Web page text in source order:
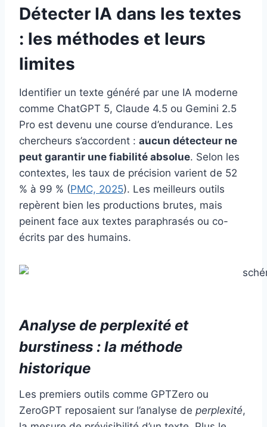
Détecter IA dans les textes
: les méthodes et leurs
limites
Identifier un texte généré par une IA moderne
comme ChatGPT 5, Claude 4.5 ou Gemini 2.5
Pro est devenu une course d’endurance. Les
chercheurs s’accordent : aucun détecteur ne
peut garantir une fiabilité absolue. Selon les
contextes, les taux de précision varient de 52
% à 99 % (PMC, 2025). Les meilleurs outils
repèrent bien les productions brutes, mais
peinent face aux textes paraphrasés ou co-
écrits par des humains.
Analyse de perplexité et
burstiness : la méthode
historique
Les premiers outils comme GPTZero ou
ZeroGPT reposaient sur l’analyse de perplexité,